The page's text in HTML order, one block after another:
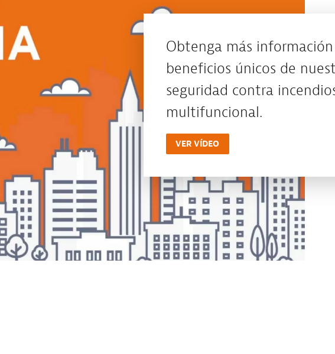
Obtenga más
beneficios únicos de
seguridad contra
multifuncional.
VER VÍDEO